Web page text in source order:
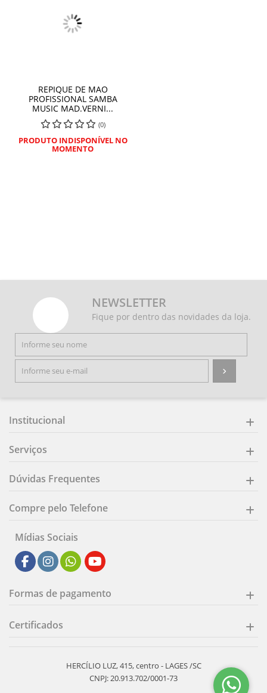
REPIQUE DE MAO
PROFISSIONAL SAMBA
MUSIC MAD.VERNI...
(0)
PRODUTO INDISPONÍVEL NO
MOMENTO
NEWSLETTER
Fique por dentro das novidades da loja.
Institucional
Serviços
Dúvidas Frequentes
Compre pelo Telefone
Mídias Sociais
Formas de pagamento
Certificados
HERCÍLIO LUZ, 415, centro - LAGES /SC
CNPJ: 20.913.702/0001-73